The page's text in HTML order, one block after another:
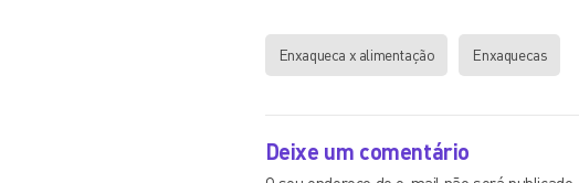
Enxaqueca x alimentação Enxaquecas
Deixe um comentário